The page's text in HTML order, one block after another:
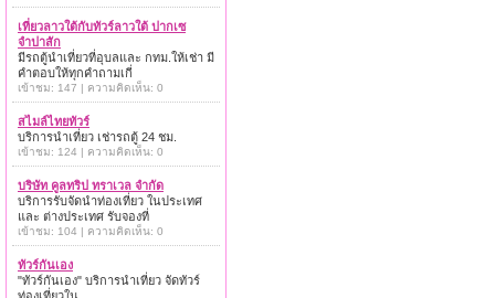
เที่ยวลาวใต้กับทัวร์ลาวใต้ ปากเซ
จำปาสัก
มีรถตู้นำเที่ยวที่อุบลและ กทม.ให้เช่า มี
คำตอบให้ทุกคำถามเกี่
เข้าชม: 147 | ความคิดเห็น: 0
สไมล์ไทยทัวร์
บริการนำเที่ยว เช่ารถตู้ 24 ชม.
เข้าชม: 124 | ความคิดเห็น: 0
บริษัท คูลทริป ทราเวล จำกัด
บริการรับจัดนำท่องเที่ยว ในประเทศ
และ ต่างประเทศ รับจองที่
เข้าชม: 104 | ความคิดเห็น: 0
ทัวร์กันเอง
"ทัวร์กันเอง" บริการนำเที่ยว จัดทัวร์